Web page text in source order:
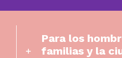
Para los
familias y la